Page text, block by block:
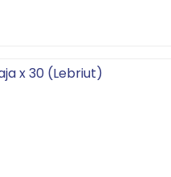
x 30 (Lebriut)